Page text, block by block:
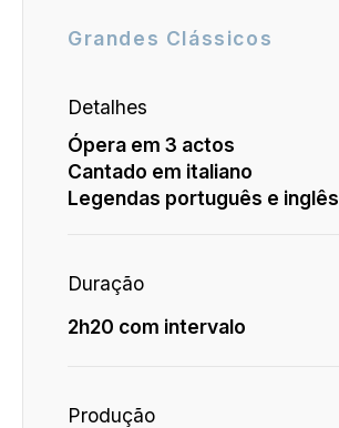
Grandes Clássicos
Detalhes
Ópera em 3 actos
Cantado em italiano
Legendas português e inglês
Duração
2h20 com intervalo
Produção